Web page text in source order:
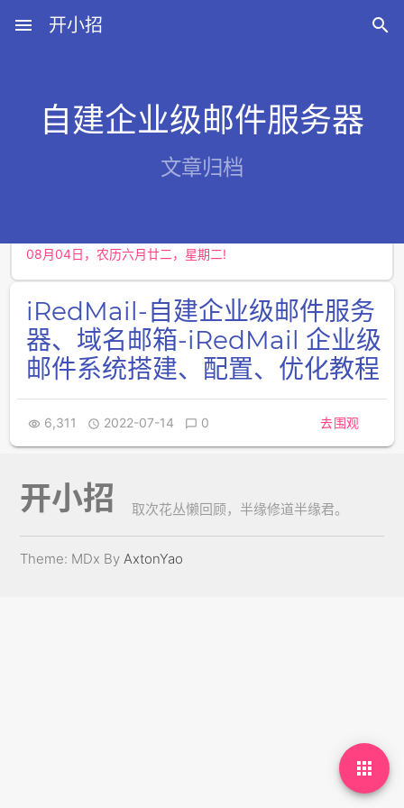
menu 开小招 
自建企业级邮件服务器
文章归档
iRedMail-自建企业级邮件服务
器、域名邮箱-iRedMail 企业级
邮件系统搭建、配置、优化教程
 6,311  2022-07-14  0 去围观

开小招 取次花丛懒回顾，半缘修道半缘君。
Theme: MDx ByAxtonYao
近期文章
08月08日，农历六月廿六，星期六!
08月04日，农历六月廿二，星期二!